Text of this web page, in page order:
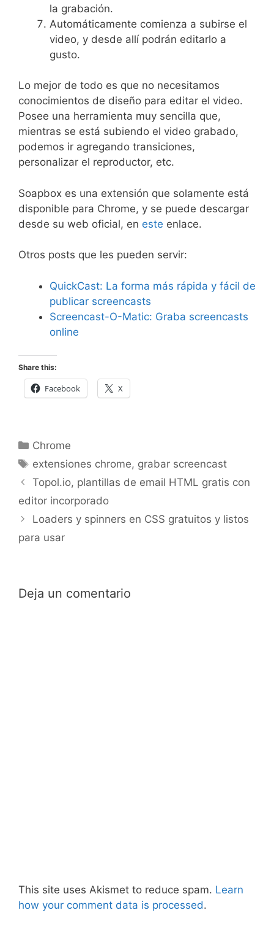
la grabación.
Automáticamente comienza a subirse el
video, y desde allí podrán editarlo a
gusto.
Lo mejor de todo es que no necesitamos
conocimientos de diseño para editar el video.
Posee una herramienta muy sencilla que,
mientras se está subiendo el video grabado,
podemos ir agregando transiciones,
personalizar el reproductor, etc.
Soapbox es una extensión que solamente está
disponible para Chrome, y se puede descargar
desde su web oficial, en este enlace.
Otros posts que les pueden servir:
QuickCast: La forma más rápida y fácil de
publicar screencasts
Screencast-O-Matic: Graba screencasts
online
Share this:
Facebook X
Categorías
Chrome
Etiquetas
extensiones chrome, grabar screencast
Topol.io, plantillas de email HTML gratis con
editor incorporado
Loaders y spinners en CSS gratuitos y listos
para usar
Deja un comentario
This site uses Akismet to reduce spam. Learn
how your comment data is processed.